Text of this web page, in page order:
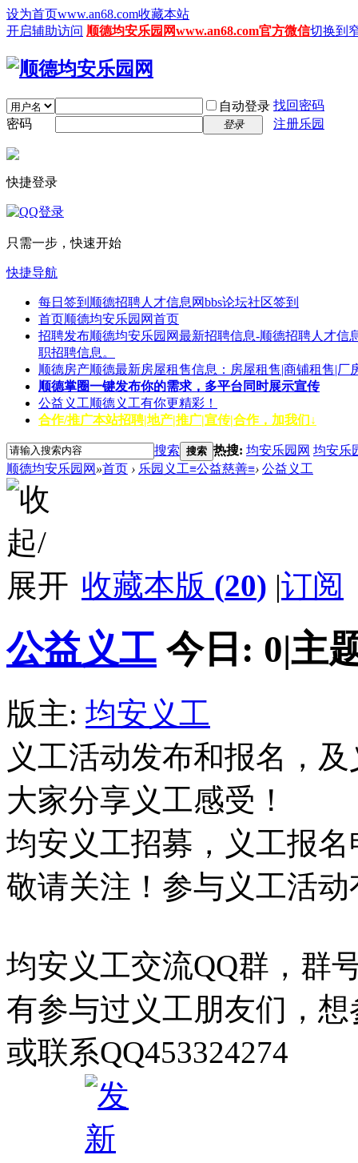
设为首页www.an68.com收藏本站
开启辅助访问 顺德均安乐园网www.an68.com官方微信切换到
自动登录 找回密码
密码
登录 注册乐园
快捷登录
只需一步，快速开始
快捷导航
每日签到 顺德招聘人才信息网bbs论坛社区签到
首页顺德均安乐园网首页
招聘发布顺德均安乐园网最新招聘信息-顺德招聘人才信
职招聘信息。
顺德房产顺德最新房屋租售信息：房屋租售|商铺租售|厂
顺德掌圈一键发布你的需求，多平台同时展示宣传
公益义工顺德义工有你更精彩！
合作/推广本站招聘|地产|推广|宣传|合作，加我们↓
搜索 搜索 热搜: 均安乐园网 均安乐
顺德均安乐园网 »首页 › 乐园义工≡公益慈善≡› 公益义工
收藏本版 (20) |订阅
公益义工 今日: 0|主
版主: 均安义工
义工活动发布和报名，
大家分享义工感受！
均安义工招募，义工报
敬请关注！参与义工活
均安义工交流QQ群，群
有参与过义工朋友们，
或联系QQ453324274